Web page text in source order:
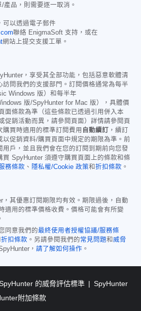
產品，則需要逐一取消。
可以透過電子郵件
聯絡 EnigmaSoft 支持，或在
網站上提交支援工單。
，享受其全部功能，包括惡意軟體清
訪問我們的支援部門。訂閱價格通常為每半
Windows 版）和每半年
版/SpyHunter for Mac 版），具體價
面條款為準（這些條款已透過引用併入本
促銷活動而異，請參閱頁面）詳情請參閱頁
買時適用的標準訂閱費用 自動續訂
，續訂
以促銷資料/購買頁面中規定的期限為準。前
戶，並且我們會在您的訂閱到期前向您發
買 SpyHunter 須遵守購買頁面上的條款和條
務條款 、 隱私權/Cookie 政策和折扣條款 。
，其優惠訂閱期限均有效。期限過後，自動
適用的標準價格收費。價格可能會有所變
同意我們的最終使用者授權協議/服務條
折扣條款 。另請參閱我們的常見問題和威脅
， 請了解如何操作 。
的威脅評估標準
SpyHunter
附加條款